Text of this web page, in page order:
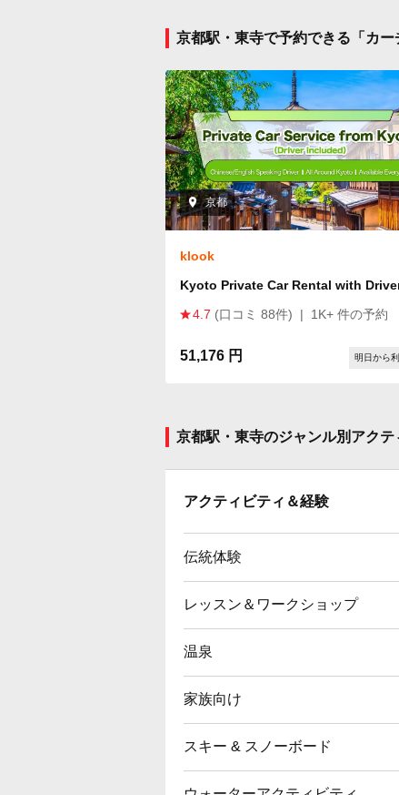
京都駅・東寺で予約できる「カ
京都
klook
Kyoto Private Car Rental with
4.7 (口コミ 88件) | 1K+ 件の予約
51,176 円 明日から
京都駅・東寺のジャンル別アクテ
アクティビティ＆経験
伝統体験
レッスン＆ワークショップ
温泉
家族向け
スキー & スノーボード